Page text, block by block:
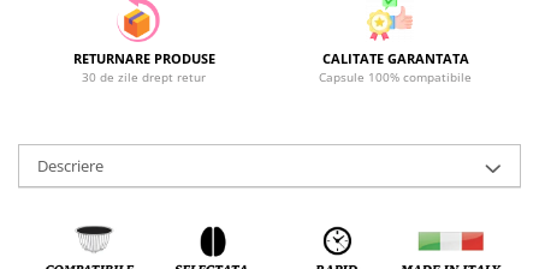
RETURNARE PRODUSE
30 de zile drept retur
CALITATE GARANTATA
Capsule 100% compatibile
Descriere